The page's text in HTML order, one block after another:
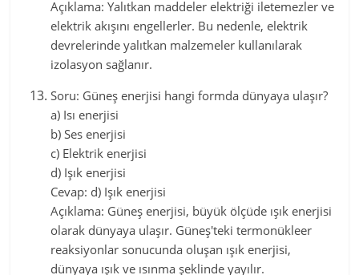
Açıklama: Yalıtkan maddeler elektriği iletemezler ve
elektrik akışını engellerler. Bu nedenle, elektrik
devrelerinde yalıtkan malzemeler kullanılarak
izolasyon sağlanır.
Soru: Güneş enerjisi hangi formda dünyaya ulaşır?
a) Isı enerjisi
b) Ses enerjisi
c) Elektrik enerjisi
d) Işık enerjisi
Cevap: d) Işık enerjisi
Açıklama: Güneş enerjisi, büyük ölçüde ışık enerjisi
olarak dünyaya ulaşır. Güneş'teki termonükleer
reaksiyonlar sonucunda oluşan ışık enerjisi,
dünyaya ışık ve ısınma şeklinde yayılır.